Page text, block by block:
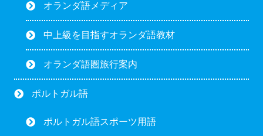
オランダ語メディア
中上級を目指すオランダ語教材
オランダ語圏旅行案内
ポルトガル語
ポルトガル語スポーツ用語